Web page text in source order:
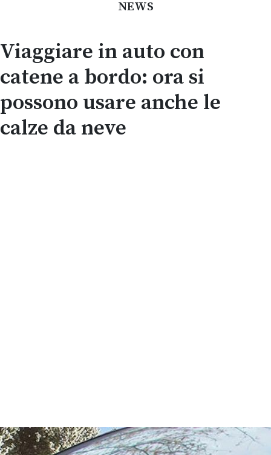
NEWS
Viaggiare in auto con
catene a bordo: ora si
possono usare anche le
calze da neve